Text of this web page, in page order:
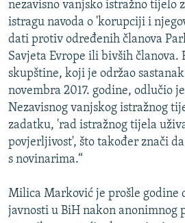
nezavisno vanjsko istražno tijelo
istragu navoda o 'korupciji i
dati protiv određenih članova
Savjeta Evrope ili bivših članova.
skupštine, koji je održao
novembra 2017. godine, odlučio
Nezavisnog vanjskog istražnog
zadatku, 'rad istražnog tijela
povjerljivost', što također znači
s novinarima.“
Milica Marković je prošle godine
javnosti u BiH nakon anonimnog